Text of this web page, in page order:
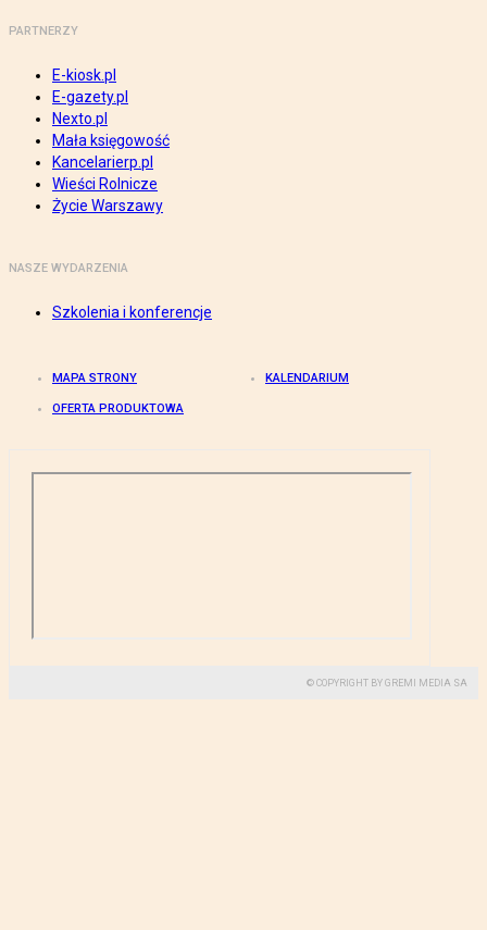
PARTNERZY
E-kiosk.pl
E-gazety.pl
Nexto.pl
Mała księgowość
Kancelarierp.pl
Wieści Rolnicze
Życie Warszawy
NASZE WYDARZENIA
Szkolenia i konferencje
MAPA STRONY KALENDARIUM
OFERTA PRODUKTOWA
© COPYRIGHT BY GREMI MEDIA SA